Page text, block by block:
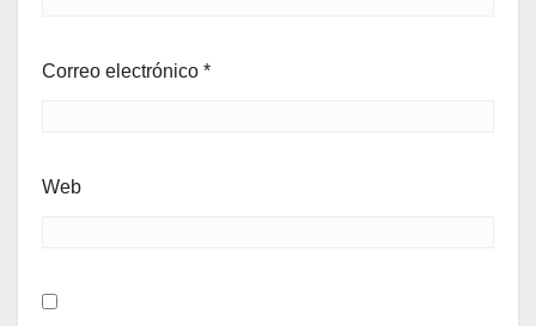
Correo electrónico *
Web